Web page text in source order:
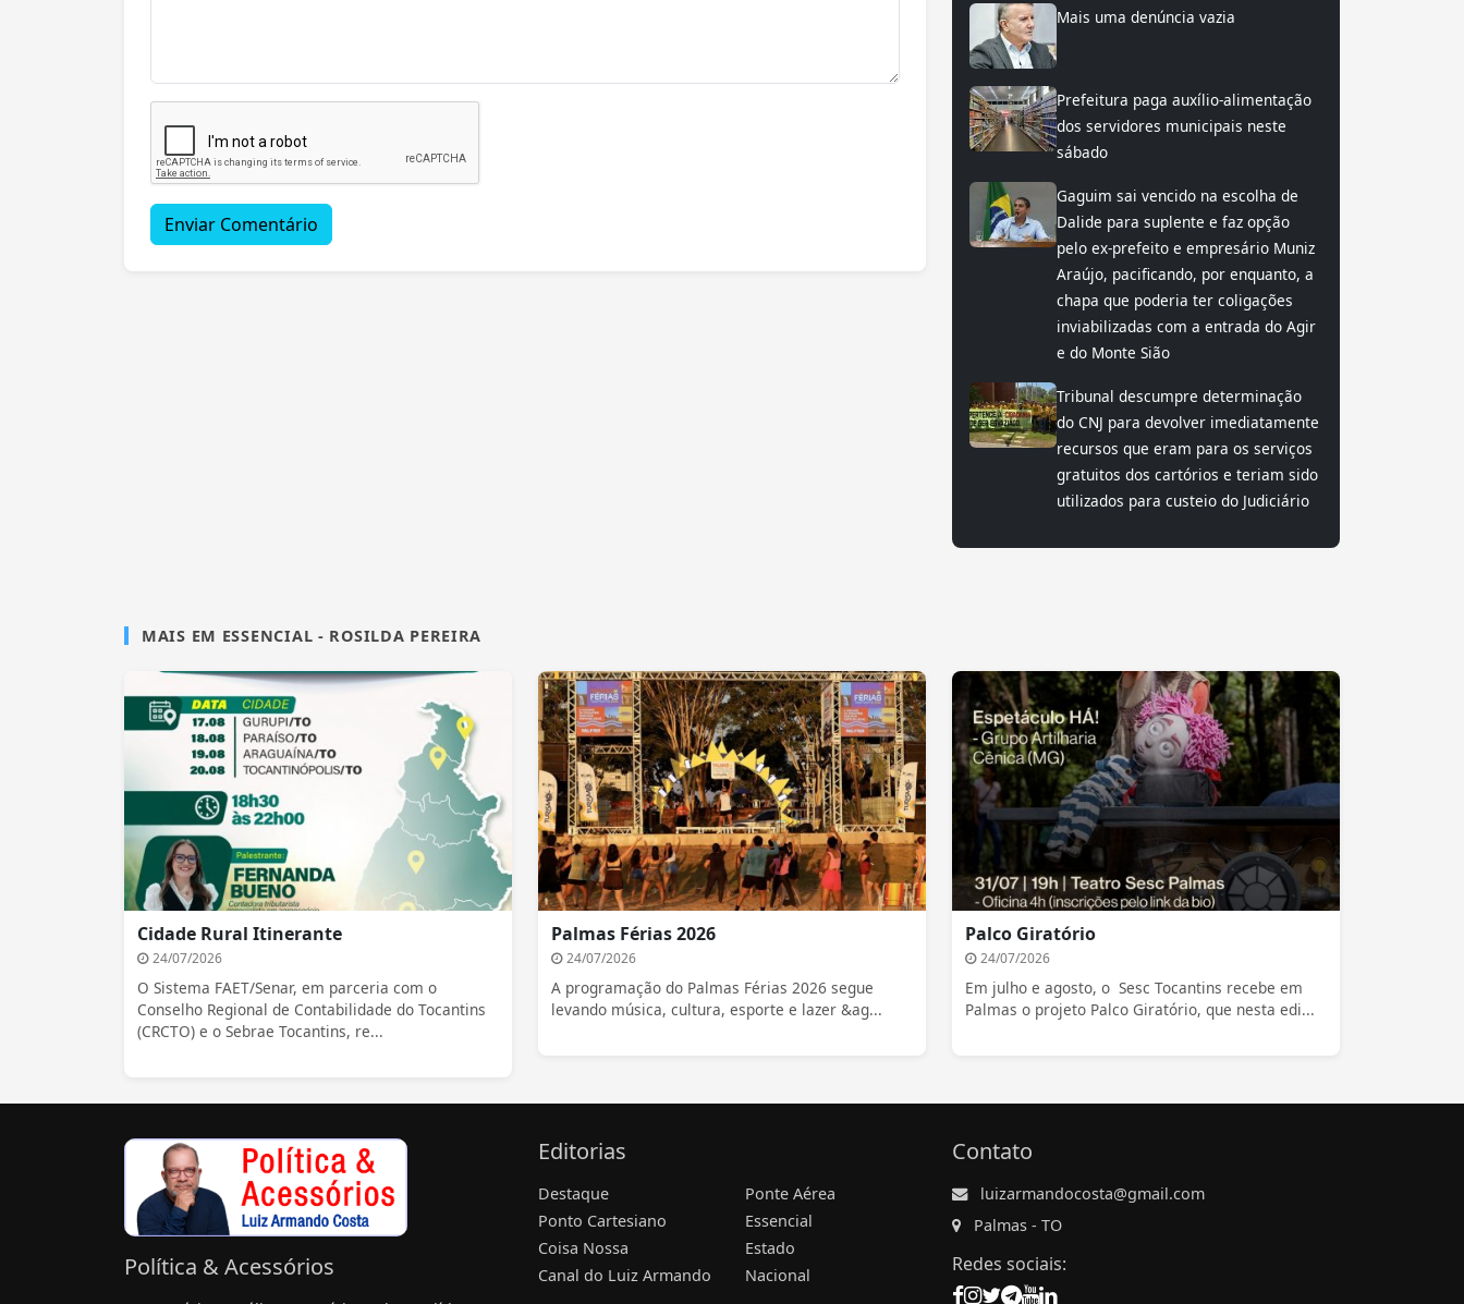
Enviar Comentário
Mais uma denúncia vazia
Prefeitura paga auxílio-alimentação
dos servidores municipais neste
sábado
Gaguim sai vencido na escolha de
Dalide para suplente e faz opção
pelo ex-prefeito e empresário Muniz
Araújo, pacificando, por enquanto, a
chapa que poderia ter coligações
inviabilizadas com a entrada do Agir
e do Monte Sião
Tribunal descumpre determinação
do CNJ para devolver imediatamente
recursos que eram para os serviços
gratuitos dos cartórios e teriam sido
utilizados para custeio do Judiciário
MAIS EM ESSENCIAL - ROSILDA PEREIRA
Cidade Rural Itinerante
24/07/2026
O Sistema FAET/Senar, em parceria com o
Conselho Regional de Contabilidade do Tocantins
(CRCTO) e o Sebrae Tocantins, re...
Palmas Férias 2026
24/07/2026
A programação do Palmas Férias 2026 segue
levando música, cultura, esporte e lazer &ag...
Palco Giratório
24/07/2026
Em julho e agosto, o Sesc Tocantins recebe em
Palmas o projeto Palco Giratório, que nesta edi...
Política & Acessórios
Editorias
Destaque
Ponto Cartesiano
Coisa Nossa
Canal do Luiz Armando
Ponte Aérea
Essencial
Estado
Nacional
Contato
luizarmandocosta@gmail.com
Palmas - TO
Redes sociais: